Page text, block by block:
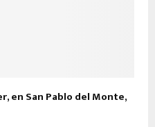
en San Pablo del Monte,